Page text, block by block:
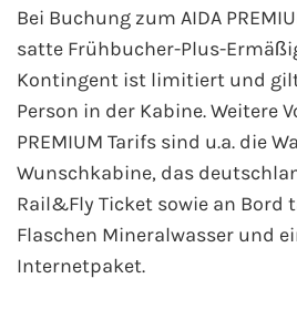
Bei Buchung zum AIDA
satte Frühbucher-Plus-
Kontingent ist limitiert und gilt
Person in der Kabine. Weitere
PREMIUM Tarifs sind u.a. die
Wunschkabine, das
Rail&Fly Ticket sowie an Bord
Flaschen Mineralwasser und
Internetpaket.